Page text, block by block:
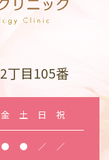
丁目105番
金 土 日 祝
● ● ／ ／